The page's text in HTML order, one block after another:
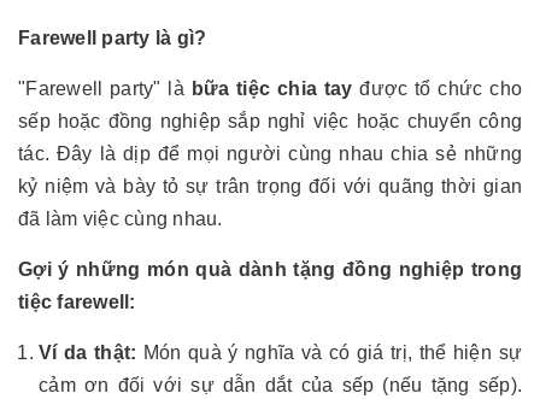
Farewell party là gì?
"Farewell party" là bữa tiệc chia tay được tổ chức cho
sếp hoặc đồng nghiệp sắp nghỉ việc hoặc chuyển công
tác. Đây là dịp để mọi người cùng nhau chia sẻ những
kỷ niệm và bày tỏ sự trân trọng đối với quãng thời gian
đã làm việc cùng nhau.
Gợi ý những món quà dành tặng đồng nghiệp trong
tiệc farewell:
Ví da thật: Món quà ý nghĩa và có giá trị, thể hiện sự
cảm ơn đối với sự dẫn dắt của sếp (nếu tặng sếp).